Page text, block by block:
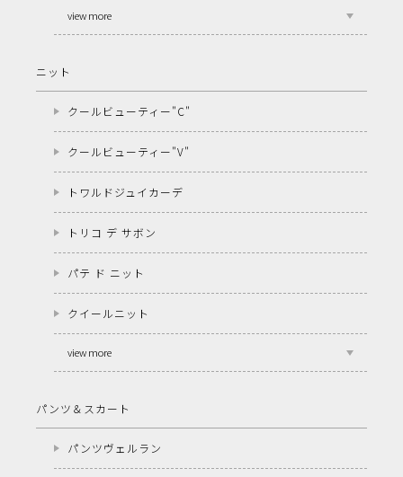
view more
ニット
クールビューティー"C"
クールビューティー"V"
トワルドジュイカーデ
トリコ デ サボン
パテ ド ニット
クイールニット
view more
パンツ＆スカート
パンツヴェルラン